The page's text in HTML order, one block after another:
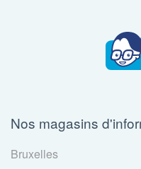
Nos magasins
Bruxelles